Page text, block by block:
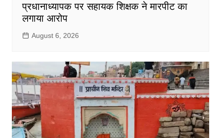
प्रधानाध्यापक पर सहायक शिक्षक ने मारपीट का
लगाया आरोप
August 6, 2026